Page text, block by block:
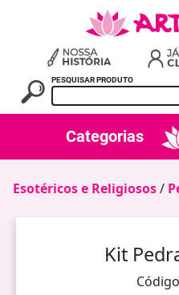
PESQUISAR PRODUTO
Categorias
Esotéricos e Religiosos/
Kit